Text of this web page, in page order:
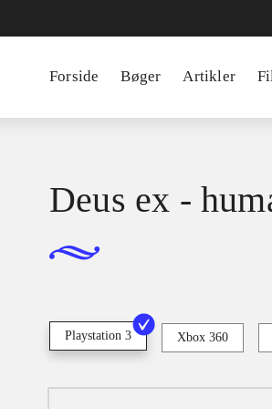
Forside Bøger Artikler
Deus ex -
Playstation 3 Xbox 360